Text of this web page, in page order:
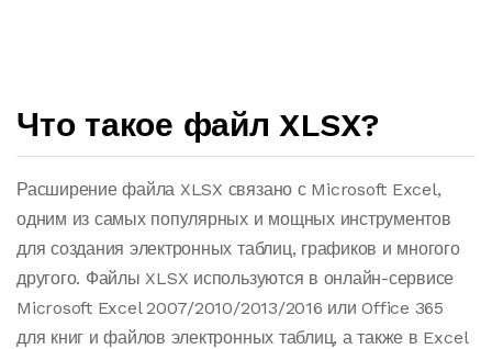
Что такое файл XLSX?
Расширение файла XLSX связано с Microsoft Excel,
одним из самых популярных и мощных инструментов
для создания электронных таблиц, графиков и многого
другого. Файлы XLSX используются в онлайн-сервисе
Microsoft Excel 2007/2010/2013/2016 или Office 365
для книг и файлов электронных таблиц, а также в Excel